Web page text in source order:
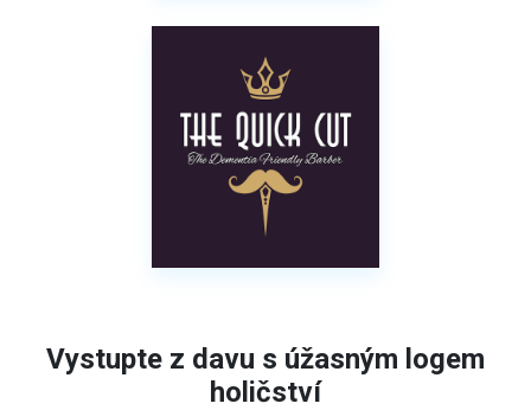
Vystupte z davu s úžasným logem
holičství